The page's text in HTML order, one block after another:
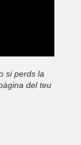
si perds la
del teu